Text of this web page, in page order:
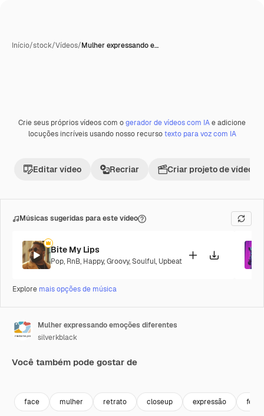
Início/stock/Vídeos/Mulher expressando e…
Premium
Crie seus próprios vídeos com ogerador de vídeos com IAe adicione
locuções incríveis usando nosso recursotexto para voz com IA
Editar vídeo Recriar Criar projeto de vídeo
Músicas sugeridas para este vídeo
Bite My Lips
Pop, RnB, Happy,Groovy,Soulful, Upbeat
Explore mais opções de música
Mulher expressando emoções diferentes
silverkblack
Você também pode gostar de
face mulher retrato closeup expressão feliz